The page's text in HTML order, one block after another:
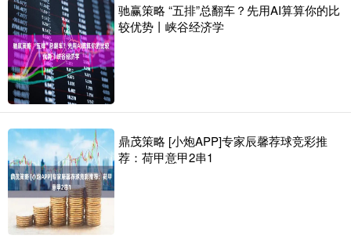
驰赢策略 “五排”总翻车？先用AI算算你的比
较优势丨峡谷经济学
鼎茂策略 [小炮APP]专家辰馨荐球竞彩推
荐：荷甲意甲2串1